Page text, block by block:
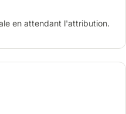
en attendant l'attribution.